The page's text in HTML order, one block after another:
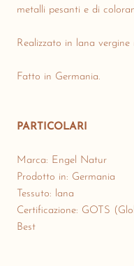
metalli pesanti e di
Realizzato in lana vergine
Fatto in Germania.
PARTICOLARI
Marca: Engel Natur
Prodotto in: Germania
Tessuto: lana
Certificazione: GOTS
Best